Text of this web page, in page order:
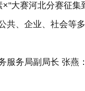
×"大赛河北分赛征
共、企业、社会等
服务局副局长 张燕：